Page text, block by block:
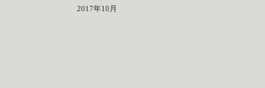
2017年10月